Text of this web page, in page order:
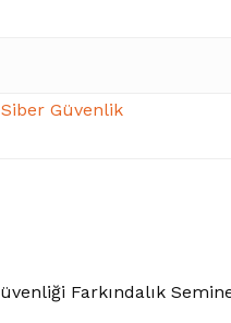
Siber Güvenlik